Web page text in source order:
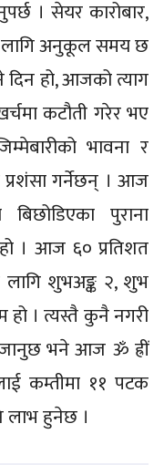
। सेयर कारोबार,
लागि अनुकूल समय छ
दिन हो, आजको त्याग
कटौती गरेर भए
भावना र
गर्नेछन् । आज
पुराना
। आज ६० प्रतिशत
शुभअङ्क २, शुभ
हो । त्यस्तै कुनै नगरी
जानुछ भने आज ॐ ह्रीं
कम्तीमा ११ पटक
लाभ हुनेछ ।